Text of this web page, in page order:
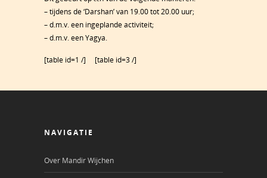
– tijdens de ‘Darshan’ van 19.00 tot 20.00 uur;
– d.m.v. een ingeplande activiteit;
– d.m.v. een Yagya.
[table id=1 /] [table id=3 /]
NAVIGATIE
Over Mandir Wijchen